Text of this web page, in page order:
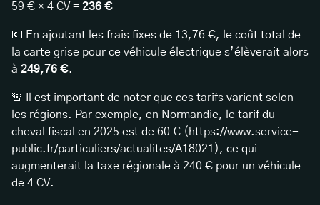
59 € × 4 CV = 236 €
💶 En ajoutant les frais fixes de 13,76 €, le coût total de
la carte grise pour ce véhicule électrique s’élèverait alors
à 249,76 €.
🚨 Il est important de noter que ces tarifs varient selon
les régions. Par exemple, en Normandie, le tarif du
cheval fiscal en 2025 est de 60 € (https://www.service-
public.fr/particuliers/actualites/A18021), ce qui
augmenterait la taxe régionale à 240 € pour un véhicule
de 4 CV.